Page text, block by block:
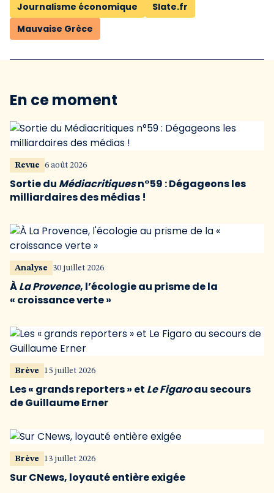
Journalisme économique
Slate.fr
Mauvaise Grèce
En ce moment
Revue 6 août 2026
Sortie du Médiacritiquesn°59 : Dégageons les
milliardaires des médias !
Analyse 30 juillet 2026
ÀLa Provence, l’écologie au prisme de la
« croissance verte »
Brève 15 juillet 2026
Les « grands reporters » et Le Figaroau secours
de Guillaume Erner
Brève 13 juillet 2026
Sur CNews, loyauté entière exigée